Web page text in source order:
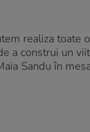
realiza toate
a construi un
Sandu în